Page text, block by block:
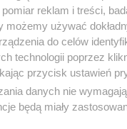
z danymi
wszystkie
reklam i treści,
możemy używać
do celów
technologii poprzez
przycisk ustawień
danych nie
będą miały